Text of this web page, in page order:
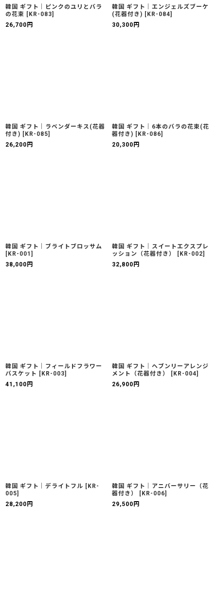
韓国 ギフト｜ピンクのユリとバラ
の花束 [ KR-083]
26,700 円
韓国 ギフト｜エンジェルズブーケ
(花器付き) [ KR-084]
30,300 円
韓国 ギフト｜ラベンダーキス(花器
付き) [ KR-085]
26,200 円
韓国 ギフト｜6本のバラの花束(花
器付き) [ KR-086]
20,300 円
韓国 ギフト｜ブライトブロッサム
[ KR-001 ]
38,000 円
韓国 ギフト｜スイートエクスプレ
ッション（花器付き）
[ KR-002]
32,800 円
韓国 ギフト｜フィールドフラワー
バスケット
[ KR-003]
41,100 円
韓国 ギフト｜ヘブンリーアレンジ
メント（花器付き）
[ KR-004]
26,900 円
韓国 ギフト｜デライトフル [ KR-
005]
28,200 円
韓国 ギフト｜アニバーサリー（花
器付き）
[ KR-006]
29,500 円